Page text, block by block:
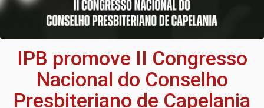
IPB promove II Congresso
Nacional do Conselho
Presbiteriano de Capelania